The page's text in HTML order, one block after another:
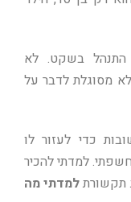
התנהל בשקט. לא
מסוגלת לדבר על
כדי לעזור לו
למדתי להכיר
תקשורתלמדתי מה